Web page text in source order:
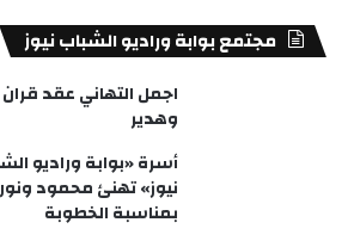
مجتمع بوابة وراديو الشباب نيوز
اجمل التهاني عقد
وهدير
أسرة «بوابة وراديو
نيوز» تهنئ محمود
بمناسبة الخطوبة